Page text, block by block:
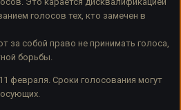
голосов тех, кто замечен в
за собой право не принимать голоса,
борьбы.
февраля. Сроки голосования могут